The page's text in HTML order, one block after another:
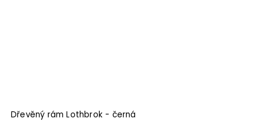
Dřevěný rám Lothbrok - černá